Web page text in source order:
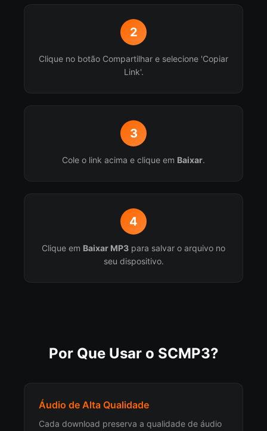
2
Clique no botão Compartilhar e selecione 'Copiar
Link'.
3
Cole o link acima e clique em Baixar.
4
Clique em Baixar MP3 para salvar o arquivo no
seu dispositivo.
Por Que Usar o SCMP3?
Áudio de Alta Qualidade
Cada download preserva a qualidade de áudio